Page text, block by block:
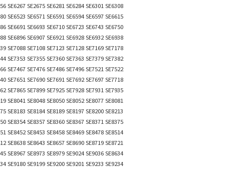
SE6267 SE2675 SE6281 SE6284 SE6301 SE6308
SE6523 SE6571 SE6591 SE6594 SE6597 SE6615
SE6691 SE6693 SE6710 SE6723 SE6743 SE6750
SE6896 SE6907 SE6921 SE6928 SE6932 SE6938
SE7088 SE7108 SE7123 SE7128 SE7169 SE7178
SE7353 SE7355 SE7360 SE7363 SE7379 SE7382
SE7467 SE7476 SE7486 SE7496 SE7521 SE7522
SE7651 SE7690 SE7691 SE7692 SE7697 SE7718
SE7865 SE7899 SE7925 SE7928 SE7931 SE7935
SE8041 SE8048 SE8050 SE8052 SE8077 SE8081
SE8183 SE8184 SE8189 SE8197 SE8200 SE8213
SE8354 SE8357 SE8360 SE8367 SE8371 SE8375
SE8452 SE8453 SE8458 SE8469 SE8478 SE8514
SE8638 SE8643 SE8657 SE8690 SE8719 SE8721
SE8967 SE8973 SE8979 SE9024 SE9036 SE8634
SE9180 SE9199 SE9200 SE9201 SE9233 SE9234